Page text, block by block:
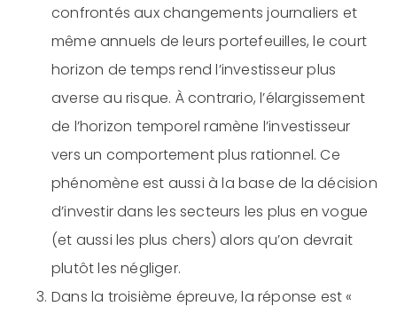
confrontés aux changements journaliers et
même annuels de leurs portefeuilles, le court
horizon de temps rend l’investisseur plus
averse au risque. À contrario, l’élargissement
de l’horizon temporel ramène l’investisseur
vers un comportement plus rationnel. Ce
phénomène est aussi à la base de la décision
d’investir dans les secteurs les plus en vogue
(et aussi les plus chers) alors qu’on devrait
plutôt les négliger.
Dans la troisième épreuve, la réponse est «